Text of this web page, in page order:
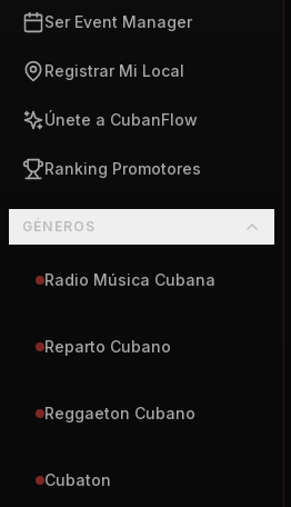
Ser Event Manager
Registrar Mi Local
Únete a CubanFlow
Ranking Promotores
GÉNEROS
Radio Música Cubana
Reparto Cubano
Reggaeton Cubano
Cubaton